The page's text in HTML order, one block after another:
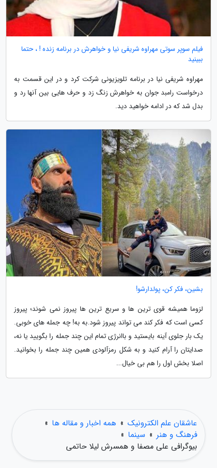
فیلم سوپر سوتی مهراوه شریفی نیا و خواهرش در برنامه زنده ! ، حتما
ببینید
مهراوه شریفی نیا در برنامه تلویزیونی شرکت کرد و در این قسمت به
درخواست رامبد جوان به خواهرش زنگ زد و حرف هایی بین آنها رد و
بدل شد که در ادامه خواهید دید.
بشین، فکر کن، پولدارشو!
لزوما همیشه قوی ترین ها و سریع ترین ها پیروز نمی شوند؛ پیروز
کسی است که فکر کند می تواند پیروز شود.به به! چه جمله های خوبی.
یک بار جلوی آینه بایستید و باانرژی تمام این چند جمله را بگویید یا نه،
صدایتان را آرام کنید و به شکل رمزآلودی همین چند جمله را بخوانید.
اصلا بخش اول را هم بی خیال...
عاشقان علم الکترونیک » همه اخبار و مقاله ها »
فرهنگ و هنر » سینما »
بیوگرافی علی مصفا و همسرش لیلا حاتمی